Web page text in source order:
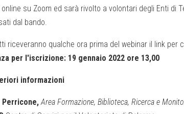
su Zoom ed sarà rivolto a volontari degli Enti
dal bando.
riceveranno qualche ora prima del webinar il link per
per l'iscrizione: 19 gennaio 2022 ore 13,00
informazioni
Perricone,Area Formazione, Biblioteca, Ricerca e